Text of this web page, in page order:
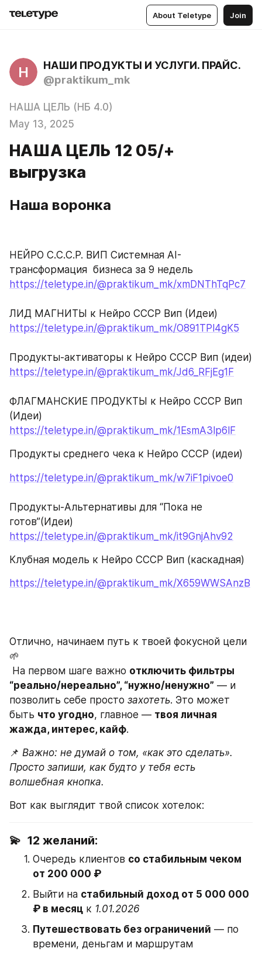
About Teletype Join
Н
НАШИ ПРОДУКТЫ И УСЛУГИ. ПРАЙС.
@praktikum_mk
НАША ЦЕЛЬ (НБ 4.0)
May 13, 2025
НАША ЦЕЛЬ 12 05/+
выгрузка
Наша воронка
НЕЙРО С.С.С.Р. ВИП Системная AI-
https://teletype.in/@praktikum_mk/xmDNThTqPc7
ЛИД МАГНИТЫ к Нейро СССР Вип (Идеи)
https://teletype.in/@praktikum_mk/O891TPl4gK5
Продукты-активаторы к Нейро СССР Вип (идеи)
https://teletype.in/@praktikum_mk/Jd6_RFjEg1F
ФЛАГМАНСКИЕ ПРОДУКТЫ к Нейро СССР Вип
(Идеи)
https://teletype.in/@praktikum_mk/1EsmA3lp6lF
Продукты среднего чека к Нейро СССР (идеи)
https://teletype.in/@praktikum_mk/w7iF1pivoe0
Продукты-Альтернативы для “Пока не
готов”(Идеи)
https://teletype.in/@praktikum_mk/it9GnjAhv92
Клубная модель к Нейро СССР Вип (каскадная)
https://teletype.in/@praktikum_mk/X659WWSAnzB
Отлично, начинаем путь к твоей фокусной цели
🌱
На первом шаге важно отключить фильтры
“реально/нереально”, “нужно/ненужно” — и
позволить себе просто захотеть. Это может
быть что угодно, главное — твоя личная
жажда, интерес, кайф.
📌 Важно: не думай о том, «как это сделать».
Просто запиши, как будто у тебя есть
волшебная кнопка.
Вот как выглядит твой список хотелок:
💫  12 желаний:
Очередь клиентов со стабильным чеком
от 200 000 ₽
Выйти на стабильный доход от 5 000 000
₽ в месяц к 1.01.2026
Путешествовать без ограничений — по
времени, деньгам и маршрутам